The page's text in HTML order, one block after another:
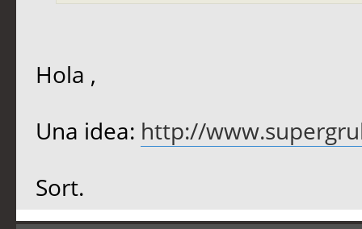
Hola ,
Una idea: http://
Sort.